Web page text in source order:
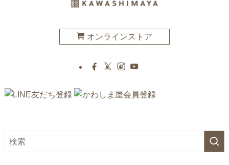
オンラインストア